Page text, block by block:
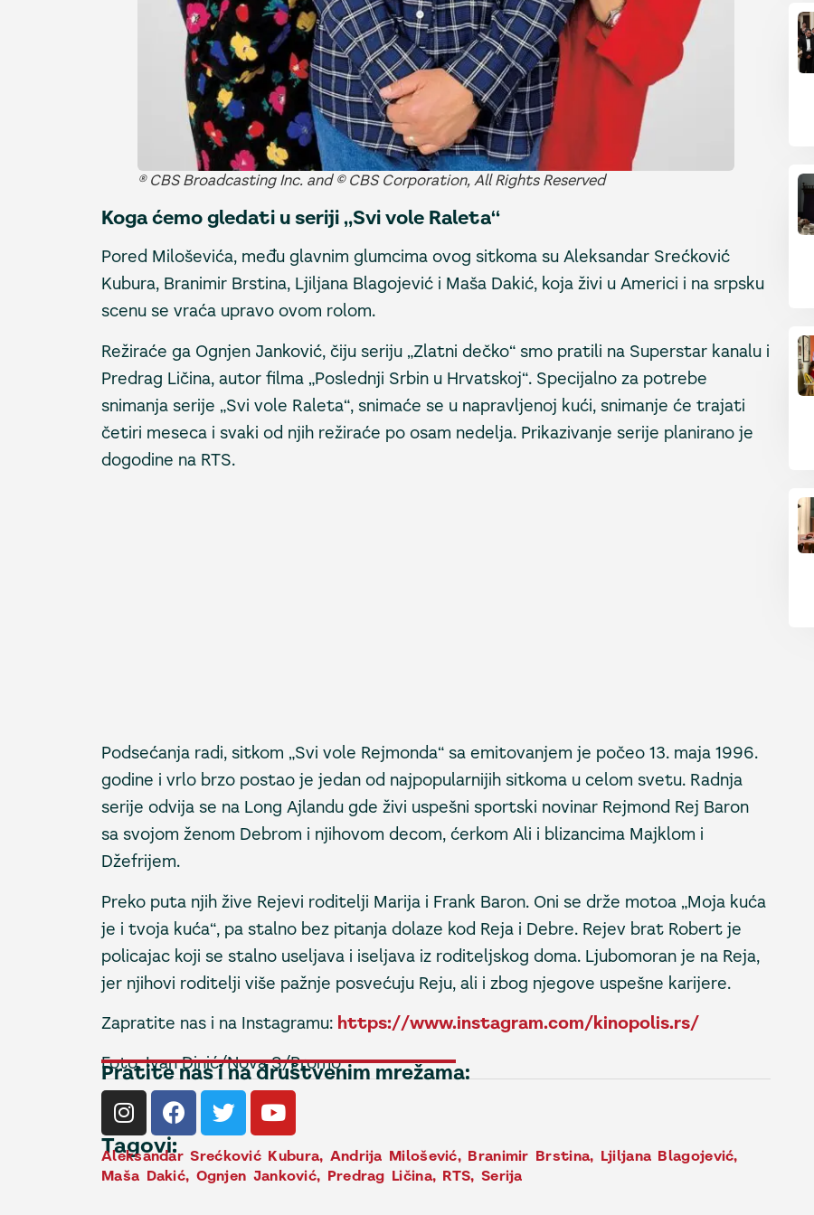
® CBS Broadcasting Inc. and © CBS Corporation, All Rights Reserved
Koga ćemo gledati u seriji „Svi vole Raleta“
Pored Miloševića, među glavnim glumcima ovog sitkoma su Aleksandar Srećković
Kubura, Branimir Brstina, Ljiljana Blagojević i Maša Dakić, koja živi u Americi i na srpsku
scenu se vraća upravo ovom rolom.
Režiraće ga Ognjen Janković, čiju seriju „Zlatni dečko“ smo pratili na Superstar kanalu i
Predrag Ličina, autor filma „Poslednji Srbin u Hrvatskoj“. Specijalno za potrebe
snimanja serije „Svi vole Raleta“, snimaće se u napravljenoj kući, snimanje će trajati
četiri meseca i svaki od njih režiraće po osam nedelja. Prikazivanje serije planirano je
dogodine na RTS.
Podsećanja radi, sitkom „Svi vole Rejmonda“ sa emitovanjem je počeo 13. maja 1996.
godine i vrlo brzo postao je jedan od najpopularnijih sitkoma u celom svetu. Radnja
serije odvija se na Long Ajlandu gde živi uspešni sportski novinar Rejmond Rej Baron
sa svojom ženom Debrom i njihovom decom, ćerkom Ali i blizancima Majklom i
Džefrijem.
Preko puta njih žive Rejevi roditelji Marija i Frank Baron. Oni se drže motoa „Moja kuća
je i tvoja kuća“, pa stalno bez pitanja dolaze kod Reja i Debre. Rejev brat Robert je
policajac koji se stalno useljava i iseljava iz roditeljskog doma. Ljubomoran je na Reja,
jer njihovi roditelji više pažnje posvećuju Reju, ali i zbog njegove uspešne karijere.
Zapratite nas i na Instagramu: https://www.instagram.com/kinopolis.rs/
Foto: Ivan Dinić/Nova S/Promo
Pratite nas i na društvenim mrežama:
Tagovi:
Aleksandar Srećković Kubura, Andrija Milošević, Branimir Brstina, Ljiljana Blagojević,
Maša Dakić, Ognjen Janković, Predrag Ličina, RTS, Serija